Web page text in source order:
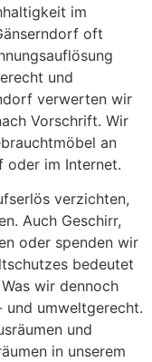
im
oft
und
verwerten wir
Vorschrift. Wir
an
oder im Internet.
verzichten,
Auch Geschirr,
oder spenden wir
bedeutet
wir dennoch
und umweltgerecht.
und
in unserem